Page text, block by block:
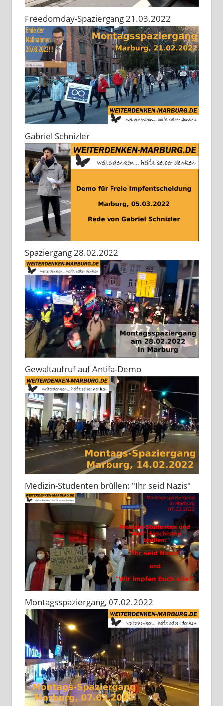
Freedomday-Spaziergang 21.03.2022
Gabriel Schnizler
Spaziergang 28.02.2022
Gewaltaufruf auf Antifa-Demo
Medizin-Studenten brüllen: "Ihr seid Nazis"
Montagsspaziergang, 07.02.2022